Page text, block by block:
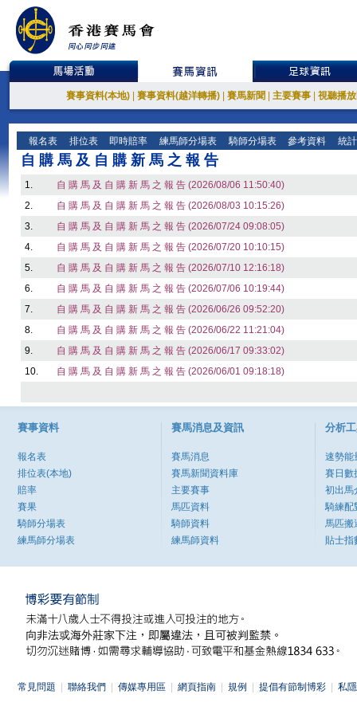
賽事資料(本地) 賽事資料(越洋轉播) 賽馬新聞 主要賽事 視聽播
報名表 排位表 即時賠率 練馬師分場表 騎師分場表 參考資料 統
自 購 馬 及 自 購 新 馬 之 報 告
1. 自 購 馬 及 自 購 新 馬 之 報 告 (2026/08/06 11:50:40)
2. 自 購 馬 及 自 購 新 馬 之 報 告 (2026/08/03 10:15:26)
3. 自 購 馬 及 自 購 新 馬 之 報 告 (2026/07/24 09:08:05)
4. 自 購 馬 及 自 購 新 馬 之 報 告 (2026/07/20 10:10:15)
5. 自 購 馬 及 自 購 新 馬 之 報 告 (2026/07/10 12:16:18)
6. 自 購 馬 及 自 購 新 馬 之 報 告 (2026/07/06 10:19:44)
7. 自 購 馬 及 自 購 新 馬 之 報 告 (2026/06/26 09:52:20)
8. 自 購 馬 及 自 購 新 馬 之 報 告 (2026/06/22 11:21:04)
9. 自 購 馬 及 自 購 新 馬 之 報 告 (2026/06/17 09:33:02)
10. 自 購 馬 及 自 購 新 馬 之 報 告 (2026/06/01 09:18:18)
賽事資料
報名表
排位表(本地)
賠率
賽果
騎師分場表
練馬師分場表
賽馬消息及資訊
賽馬消息
賽馬新聞資料庫
主要賽事
馬匹資料
騎師資料
練馬師資料
分析
速勢能
賽日數
初出馬
騎練配
馬匹搬
貼士指
常見問題 聯絡我們 傳媒專用區 網頁指南 規例 提倡有節制博彩 私